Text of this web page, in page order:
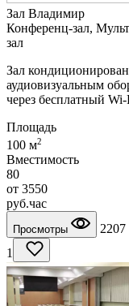
Зал Владимир
Конференц-зал,
зал
Зал
аудиовизуальным
через бесплатный
Площадь
100 м2
Вместимость
80
от 3550
руб.час
Просмотры
2207
1